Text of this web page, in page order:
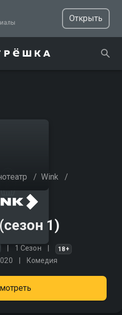
и сериалы
Открыть
/ Wink /
1)
1 Сезон 18+
Комедия